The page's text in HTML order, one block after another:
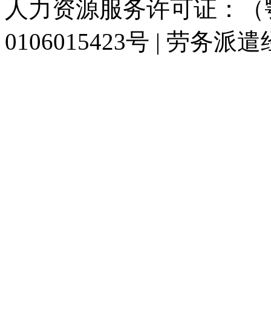
人力资源服务许可证：
0106015423号 | 劳务派